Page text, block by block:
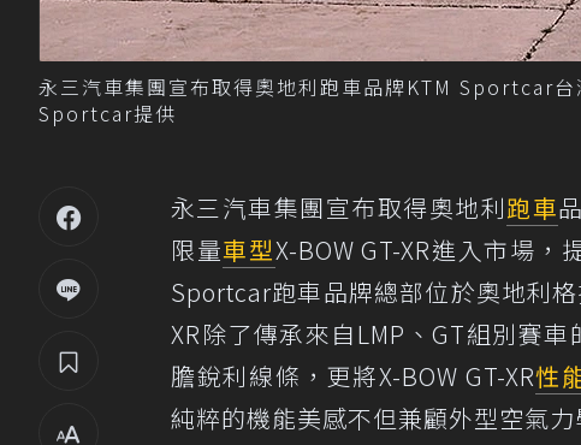
永三汽車集團宣布取得奧地利跑車品牌KTM Sportcar
Sportcar提供
永三汽車集團宣布取得奧地利跑車
限量車型X-BOW GT-XR進入市場
Sportcar跑車品牌總部位於奧地利
XR除了傳承來自LMP、GT組別賽
膽銳利線條，更將X-BOW GT-XR性
純粹的機能美感不但兼顧外型空氣